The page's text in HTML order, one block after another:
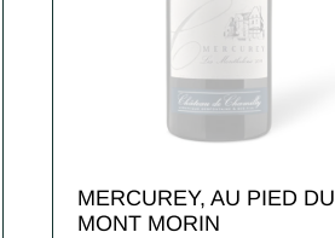
MERCUREY, AU PIED DU
MONT MORIN